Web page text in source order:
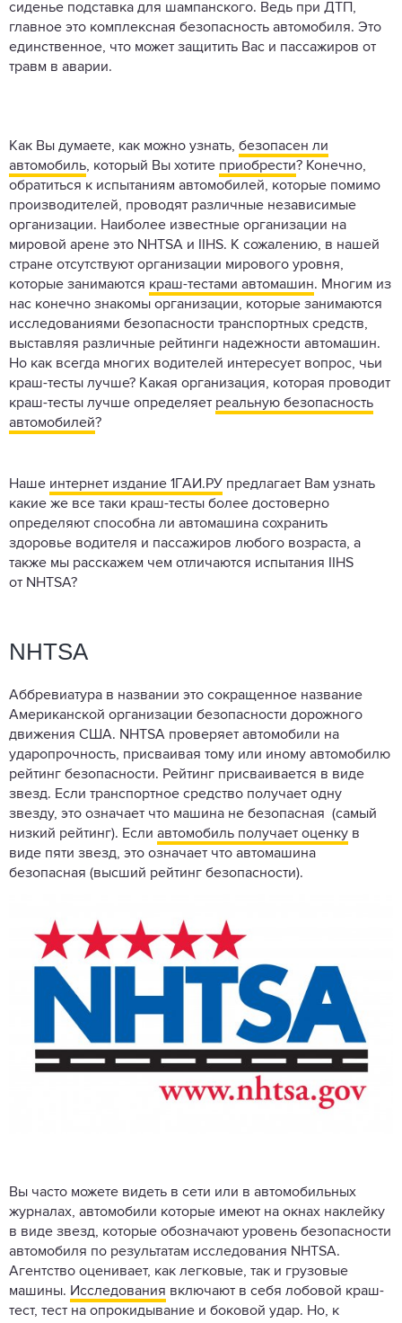
сиденье подставка для шампанского. Ведь при ДТП,
главное это комплексная безопасность автомобиля. Это
единственное, что может защитить Вас и пассажиров от
травм в аварии.
Как Вы думаете, как можно узнать, безопасен ли
автомобиль, который Вы хотите приобрести? Конечно,
обратиться к испытаниям автомобилей, которые помимо
производителей, проводят различные независимые
организации. Наиболее известные организации на
мировой арене это NHTSA и IIHS. К сожалению, в нашей
стране отсутствуют организации мирового уровня,
которые занимаются краш-тестами автомашин. Многим из
нас конечно знакомы организации, которые занимаются
исследованиями безопасности транспортных средств,
выставляя различные рейтинги надежности автомашин.
Но как всегда многих водителей интересует вопрос, чьи
краш-тесты лучше? Какая организация, которая проводит
краш-тесты лучше определяет реальную безопасность
автомобилей?
Наше интернет издание 1ГАИ.РУ предлагает Вам узнать
какие же все таки краш-тесты более достоверно
определяют способна ли автомашина сохранить
здоровье водителя и пассажиров любого возраста, а
также мы расскажем чем отличаются испытания IIHS
от NHTSA?
NHTSA
Аббревиатура в названии это сокращенное название
Американской организации безопасности дорожного
движения США. NHTSA проверяет автомобили на
ударопрочность, присваивая тому или иному автомобилю
рейтинг безопасности. Рейтинг присваивается в виде
звезд. Если транспортное средство получает одну
звезду, это означает что машина не безопасная (самый
низкий рейтинг). Если автомобиль получает оценку в
виде пяти звезд, это означает что автомашина
безопасная (высший рейтинг безопасности).
Вы часто можете видеть в сети или в автомобильных
журналах, автомобили которые имеют на окнах наклейку
в виде звезд, которые обозначают уровень безопасности
автомобиля по результатам исследования NHTSA.
Агентство оценивает, как легковые, так и грузовые
машины. Исследования включают в себя лобовой краш-
тест, тест на опрокидывание и боковой удар. Но, к